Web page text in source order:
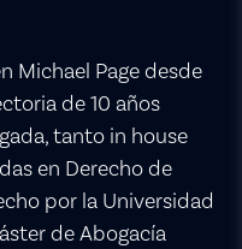
Michael Page desde
de 10 años
tanto in house
en Derecho de
por la Universidad
de Abogacía